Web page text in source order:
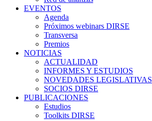
EVENTOS
Agenda
Próximos webinars DIRSE
Transversa
Premios
NOTICIAS
ACTUALIDAD
INFORMES Y ESTUDIOS
NOVEDADES LEGISLATIVAS
SOCIOS DIRSE
PUBLICACIONES
Estudios
Toolkits DIRSE